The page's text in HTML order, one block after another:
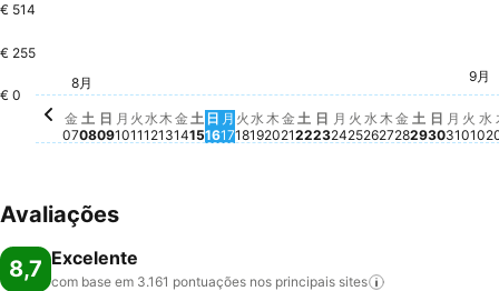
€ 514
€ 255
€ 0 金, 8月 07
€ 342
8月
金
07
土, 8月 08
€ 322
土
08
日, 8月 09
€ 184
日
09
月, 8月 10
€ 224
月
10
火, 8月 11
€ 278
火
11
水, 8月 12
€ 262
水
12
木, 8月 13
€ 206
木
13
金, 8月 14
€ 284
金
14
土
15
日, 8月 16
€ 181
日
16
月, 8月 17
€ 210
月
17
火, 8月 18
€ 286
火
18
水, 8月 19
€ 317
水
19
木, 8月 20
€ 238
木
20
金, 8月 21
€ 196
金
21
土, 8月 22
€ 232
土
22
日
23
月, 8月 24
€ 199
月
24
火, 8月 25
€ 272
火
25
水, 8月 26
€ 270
水
26
木, 8月 27
Não há
木
27
金, 8月 28
€ 224
金
28
土, 8月
€ 249
土
29
日
30
月, 8
€
月
31
火,
€
9月
火
01
€
水
02
Avaliações
8,7 Excelente
com base em 3.161 pontuações nos principais sites